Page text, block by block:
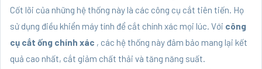
Cốt lõi của những hệ thống này là các công cụ cắt tiên tiến. Họ
sử dụng điều khiển máy tính để cắt chính xác mọi lúc. Với công
cụ cắt ống chính xác , các hệ thống này đảm bảo mang lại kết
quả cao nhất, cắt giảm chất thải và tăng năng suất.